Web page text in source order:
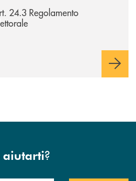
24.3 Regolamento
aiutarti?